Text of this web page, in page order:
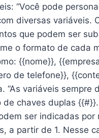
“Você pode
diversas variáveis.
que podem ser
o formato de cada
{{nome}},
de telefone}},
“As variáveis sempre
de chaves duplas
ser indicadas por
a partir de 1. Nesse